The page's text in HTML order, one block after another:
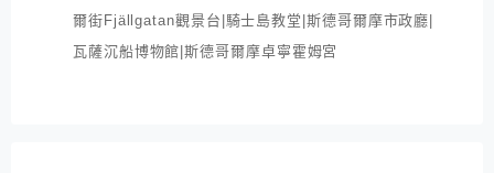
爾街Fjällgatan觀景台|騎士島教堂|斯德哥爾摩市政廳|
瓦薩沉船博物館|斯德哥爾摩卓寧霍姆宮